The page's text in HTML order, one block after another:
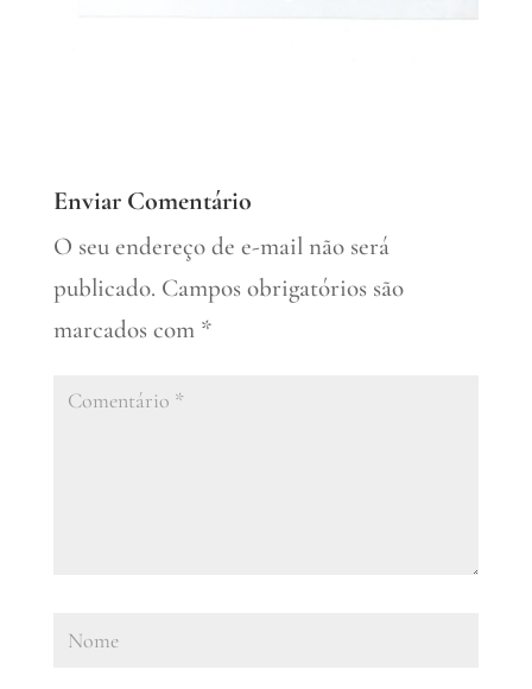
Enviar Comentário
O seu endereço de e-mail não será
publicado. Campos obrigatórios são
marcados com *